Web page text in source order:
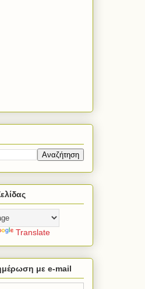
Translate
με e-mail